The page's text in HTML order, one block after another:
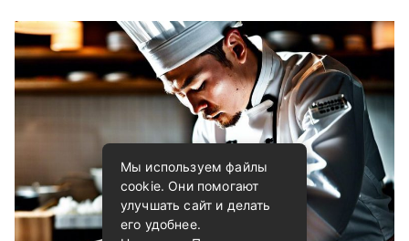
Мы используем файлы
cookie. Они помогают
улучшать сайт и делать
его удобнее.